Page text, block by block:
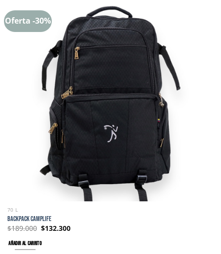
Oferta -30%
70 L
BACKPACK CAMPLIFE
$189.000 $132.300
AÑADIR AL CARRITO